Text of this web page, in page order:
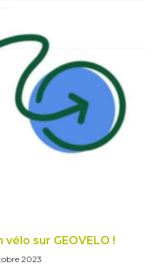
sur GEOVELO !
2023